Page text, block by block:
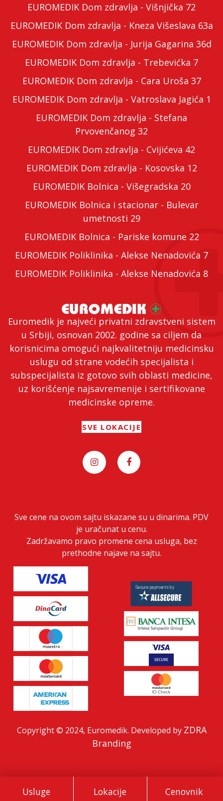
Usluge Lokacije Cenovnik
Euromedik je najveći privatni zdravstveni sistem
u Srbiji, osnovan 2002. godine sa ciljem da
korisnicima omogući najkvalitetniju medicinsku
uslugu od strane vodećih specijalista i
subspecijalista iz gotovo svih oblasti medicine,
uz korišćenje najsavremenije i sertifikovane
medicinske opreme.
SVE LOKACIJE
EUROMEDIK Dom zdravlja - Višnjička 72
EUROMEDIK Dom zdravlja - Kneza Višeslava 63a
EUROMEDIK Dom zdravlja - Jurija Gagarina 36d
EUROMEDIK Dom zdravlja - Trebevićka 7
EUROMEDIK Dom zdravlja - Cara Uroša 37
EUROMEDIK Dom zdravlja - Vatroslava Jagića 1
EUROMEDIK Dom zdravlja - Stefana
Prvovenčanog 32
EUROMEDIK Dom zdravlja - Cvijićeva 42
EUROMEDIK Dom zdravlja - Kosovska 12
EUROMEDIK Bolnica - Višegradska 20
EUROMEDIK Bolnica i stacionar - Bulevar
umetnosti 29
EUROMEDIK Bolnica - Pariske komune 22
EUROMEDIK Poliklinika - Alekse Nenadovića 7
EUROMEDIK Poliklinika - Alekse Nenadovića 8
Sve cene na ovom sajtu iskazane su u dinarima. PDV
je uračunat u cenu.
Zadržavamo pravo promene cena usluga, bez
prethodne najave na sajtu.
Copyright © 2024, Euromedik. Developed by ZDRA
Branding